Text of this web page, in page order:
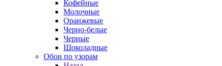
Кофейные
Молочные
Оранжевые
Черно-белые
Черные
Шоколадные
Обои по узорам